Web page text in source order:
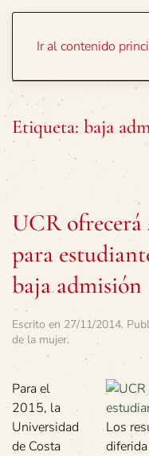
Ir al contenido
Etiqueta: baja
UCR ofrecerá
para
baja admisión
Escrito en 27/11/2014.
de la mujer.
Los
Para el
2015, la
Universidad
de Costa